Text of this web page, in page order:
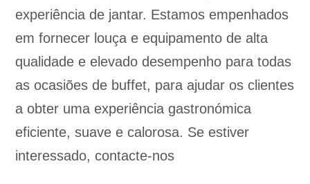
experiência de jantar. Estamos empenhados
em fornecer louça e equipamento de alta
qualidade e elevado desempenho para todas
as ocasiões de buffet, para ajudar os clientes
a obter uma experiência gastronómica
eficiente, suave e calorosa. Se estiver
interessado, contacte-nos